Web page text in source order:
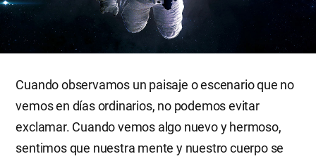
Cuando observamos un paisaje o escenario que no
vemos en días ordinarios, no podemos evitar
exclamar. Cuando vemos algo nuevo y hermoso,
sentimos que nuestra mente y nuestro cuerpo se